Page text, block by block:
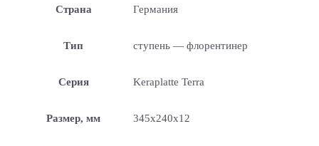
Страна Германия
Тип ступень — флорентинер
Серия Keraplatte Terra
Размер, мм 345x240x12